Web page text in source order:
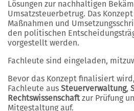
Lösungen zur nachhaltigen
Umsatzsteuerbetrug. Das
Maßnahmen und
den politischen
vorgestellt werden.
Fachleute sind eingeladen,
Bevor das Konzept finalisiert
Fachleute aus Steuerverwaltung,
Rechtswissenschaftzur Prüfung
Mitgestaltung auf.